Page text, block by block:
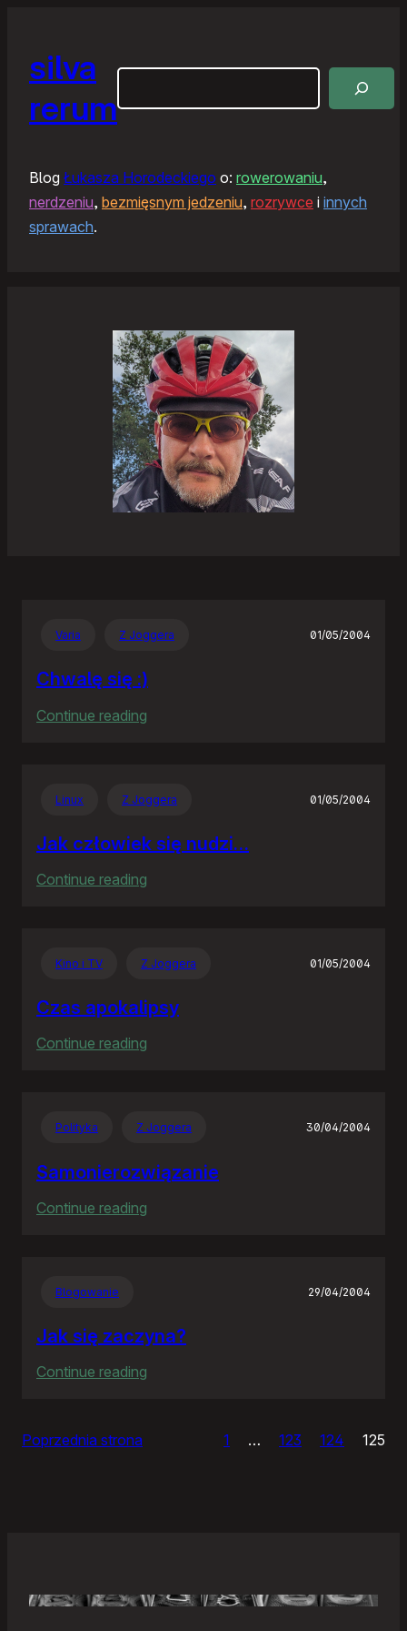
silva
rerum
Blog Łukasza Horodeckiego o: rowerowaniu,
nerdzeniu, bezmięsnym jedzeniu, rozrywce i innych
sprawach.
Varia Z Joggera 01/05/2004
Chwalę się :)
Continue reading
Linux Z Joggera 01/05/2004
Jak człowiek się nudzi…
Continue reading
nudzi…
Kino i TV Z Joggera 01/05/2004
Czas apokalipsy
Continue reading
Polityka Z Joggera 30/04/2004
Samonierozwiązanie
Continue reading
Blogowanie 29/04/2004
Jak się zaczyna?
Continue reading
Poprzednia strona 1 … 123 124 125